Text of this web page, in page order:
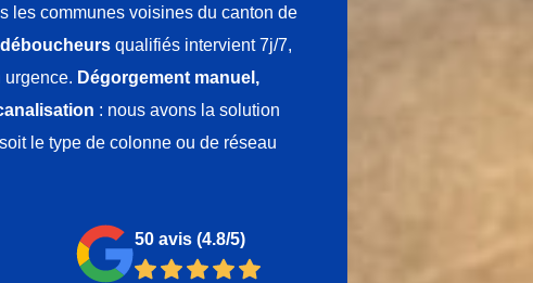
les communes voisines du canton de
qualifiés intervient 7j/7,
urgence. Dégorgement manuel,
: nous avons la solution
le type de colonne ou de réseau
50 avis(4.8/5)